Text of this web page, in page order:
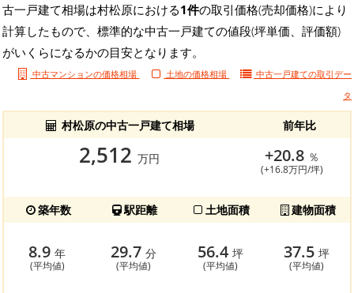
古一戸建て相場は村松原における1件の取引価格(売却価格)により
計算したもので、標準的な中古一戸建ての値段(坪単価、評価額)
がいくらになるかの目安となります。
中古マンションの価格相場 土地の価格相場 中古一戸建ての取引デー
タ
村松原の中古一戸建て相場 前年比
2,512 万円 +20.8 ％
(+16.8万円/坪)
築年数 駅距離 土地面積 建物面積
8.9年
(平均値)
29.7分
(平均値)
56.4 坪
(平均値)
37.5坪
(平均値)